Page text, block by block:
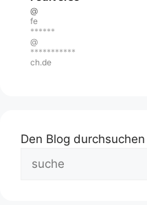
@
fe
******
@
***********
ch.de
Den Blog durchsuchen